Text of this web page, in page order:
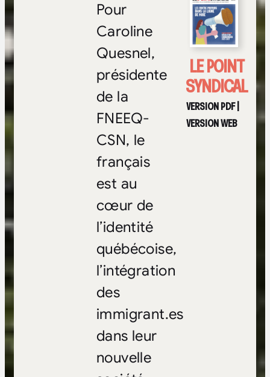
LE POINT
SYNDICAL
VERSION PDF|
VERSION WEB
Pour
Caroline
Quesnel,
présidente
de la
FNEEQ-
CSN, le
français
est au
cœur de
l’identité
québécoise,
l’intégration
des
immigrant.es
dans leur
nouvelle